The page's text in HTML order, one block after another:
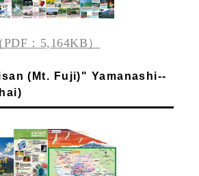
PDF：5,164KB）
(Mt. Fuji)" Yamanashi--